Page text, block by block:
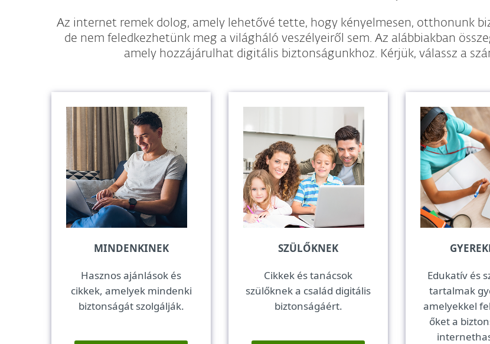
Az internet remek dolog, amely lehetővé tette, hogy kényelmesen, otthonunk
de nem feledkezhetünk meg a világháló veszélyeiről sem. Az alábbiakban
amely hozzájárulhat digitális biztonságunkhoz. Kérjük, válassz a
MINDENKINEK
Hasznos ajánlások és
cikkek, amelyek mindenki
biztonságát szolgálják.
SZÜLŐKNEK
Cikkek és tanácsok
szülőknek a család digitális
biztonságáért.
Edukatív és
tartalmak
amelyekkel
őket a